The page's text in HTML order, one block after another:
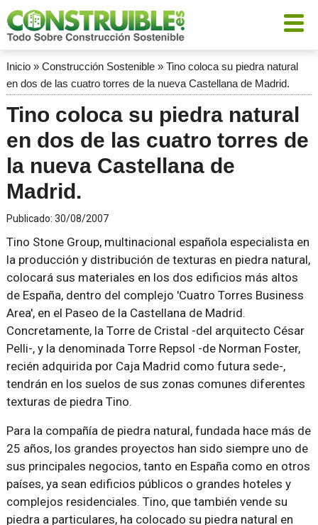
Inicio» Construcción Sostenible» Tino coloca su piedra natural
en dos de las cuatro torres de la nueva Castellana de Madrid.
Tino coloca su piedra natural
en dos de las cuatro torres de
la nueva Castellana de
Madrid.
Publicado: 30/08/2007
Tino Stone Group, multinacional española especialista en
la producción y distribución de texturas en piedra natural,
colocará sus materiales en los dos edificios más altos
de España, dentro del complejo 'Cuatro Torres Business
Area', en el Paseo de la Castellana de Madrid.
Concretamente, la Torre de Cristal -del arquitecto César
Pelli-, y la denominada Torre Repsol -de Norman Foster,
recién adquirida por Caja Madrid como futura sede-,
tendrán en los suelos de sus zonas comunes diferentes
texturas de piedra Tino.
Para la compañía de piedra natural, fundada hace más de
25 años, los grandes proyectos han sido siempre uno de
sus principales negocios, tanto en España como en otros
países, ya sean edificios públicos o grandes hoteles y
complejos residenciales. Tino, que también vende su
piedra a particulares, ha colocado su piedra natural en